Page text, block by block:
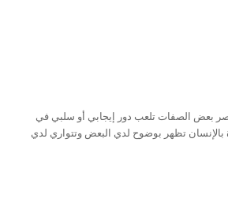
بعض الصفات تلعب دور إيجابي أو سلبي في
بالإنسان تظهر بوضوح لدي البعض وتتواري لدي